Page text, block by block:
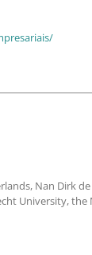
Nan Dirk
University,